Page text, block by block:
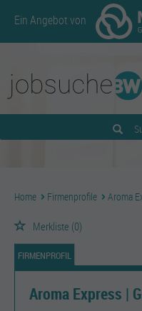
Ein Angebot von
Home Firmenprofile Aroma
Merkliste (0)
FIRMENPROFIL
Aroma Express |